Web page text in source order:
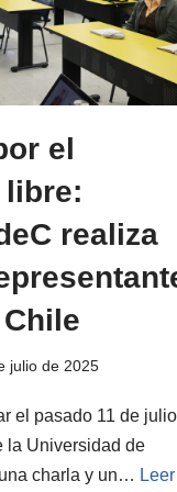
el
realiza
julio de 2025
el pasado 11 de julio
la Universidad de
charla y un… Leer